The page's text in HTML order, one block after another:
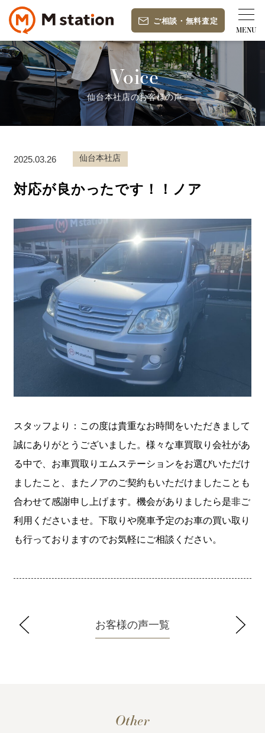
ご相談 ・ 無料査定
Voice
仙台本社店のお客様の声
2025.03.26 仙台本社店
対応が良かったです！！ノア
スタッフより：この度は貴重なお時間をいただきまして
誠にありがとうございました。様々な車買取り会社があ
る中で、お車買取りエムステーションをお選びいただけ
ましたこと、またノアのご契約もいただけましたことも
合わせて感謝申し上げます。機会がありましたら是非ご
利用くださいませ。下取りや廃車予定のお車の買い取り
も行っておりますのでお気軽にご相談ください。
お客様の声一覧
Other